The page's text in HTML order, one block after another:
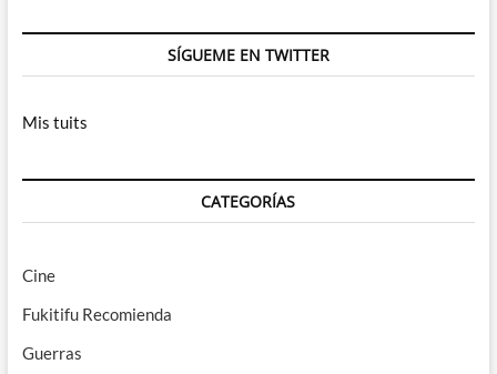
SÍGUEME EN TWITTER
Mis tuits
CATEGORÍAS
Cine
Fukitifu Recomienda
Guerras